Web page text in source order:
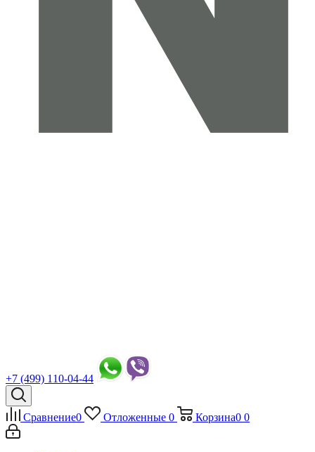
+7 (499) 110-04-44
Сравнение0 Отложенные 0 Корзина0 0